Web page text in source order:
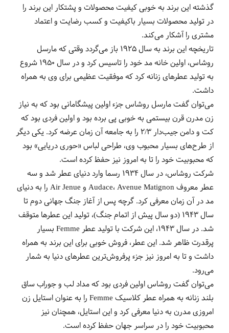
گذشته این برند به خوبی کیفیت محصولات و پشتکار این برند را
در تولید محصولات بسیار باکیفیت و کسب رضایت و اعتماد
مشتری را آشکار می‌کند.
تاریخچه این برند به سال 1925 باز می‌گردد وقتی که مارسل
روشاس، اولین خانه مد خود را تاسیس کرد و در سال 1950 شروع
به تولید عطرهای زنانه کرد که موفقیت عظیمی برای وی به همراه
داشت.
می‌توان گفت مارسل روشاس جزء اولین پیشگامانی بود که به نیاز
زن مدرن قرن بیستمی به خوبی پی برده بود و اولین فردی بود که
کت‌ و دامن جیب‌دار 2/3 را به جامعه آن زمان عرضه کرد. یکی دیگر
از طرح‌های بسیار محبوب وی، طراحی لباس «حوری دریایی» بود
که محبوبیت خود را تا به امروز نیز حفظ کرده است.
شرکت روشاس، در سال 1934 رسما وارد دنیای عطر شد و سه
عطر معروف Audace، Avenue Matignon و Air Jenue را به دنیای
مد در آن زمان معرفی کرد. گرچه پس از آغاز جنگ جهانی دوم تا
سال 1943 (دو سال پیش از اتمام جنگ)، تولید این عطرها متوقف
شد. در سال 1943، این شرکت با تولید عطر Femme بسیار
پرقدرت ظاهر شد. این عطر، فروش خوبی برای این برند به همراه
داشت و تا به امروز نیز جزء پرفروش‌ترین عطرهای دنیا به شمار
می‌رود.
می‌توان گفت روشاس اولین فردی بود که مداد لب و جوراب ساق
بلند زنانه به همراه عطر کلاسیک Femme را به عنوان استایل زن
امروزی مدرن به دنیا معرفی کرد و این استایل، همچنان نیز
محبوبیت خود را در سراسر جهان حفظ کرده است.